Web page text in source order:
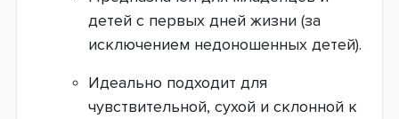
детей с первых дней жизни (за
исключением недоношенных детей).
Идеально подходит для
чувствительной, сухой и склонной к